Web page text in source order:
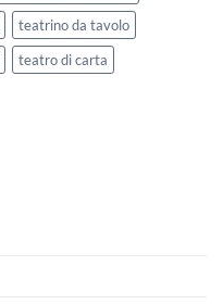
teatrino da tavolo
teatro di carta